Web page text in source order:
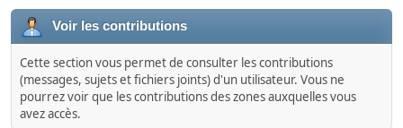
Voir les contributions
Cette section vous permet de consulter les contributions
(messages, sujets et fichiers joints) d'un utilisateur. Vous ne
pourrez voir que les contributions des zones auxquelles vous
avez accès.